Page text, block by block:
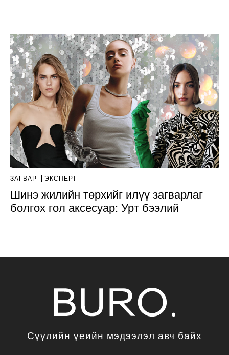
ЗАГВАР ЭКСПЕРТ
Шинэ жилийн төрхийг илүү загварлаг
болгох гол аксесуар: Урт бээлий
Сүүлийн үеийн мэдээлэл авч байх